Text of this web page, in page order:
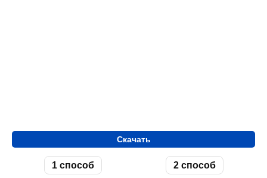
Скачать
1 способ 2 способ